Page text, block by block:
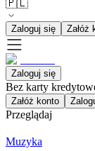
🇵🇱
Zaloguj się Załóż
Zaloguj się
Bez karty
Załóż konto
Przeglądaj
Muzyka